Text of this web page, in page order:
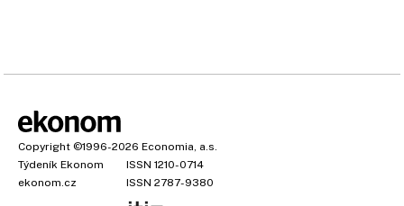
Copyright ©1996-2026 Economia, a.s.
Týdeník Ekonom
ISSN 1210-0714
ekonom.cz
ISSN 2787-9380